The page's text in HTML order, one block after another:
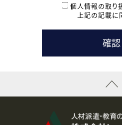
本登録に関するご連絡および本
たします。
( 3 ) スタッフ派遣を検討されてい
お問い合わせの内容に回答する
なお、ご連絡手段は、電話・Ｅメ
資料送付、受講相談に関するご
その他、お問い合わせの内容に
個人情報の取り
上記の記載に